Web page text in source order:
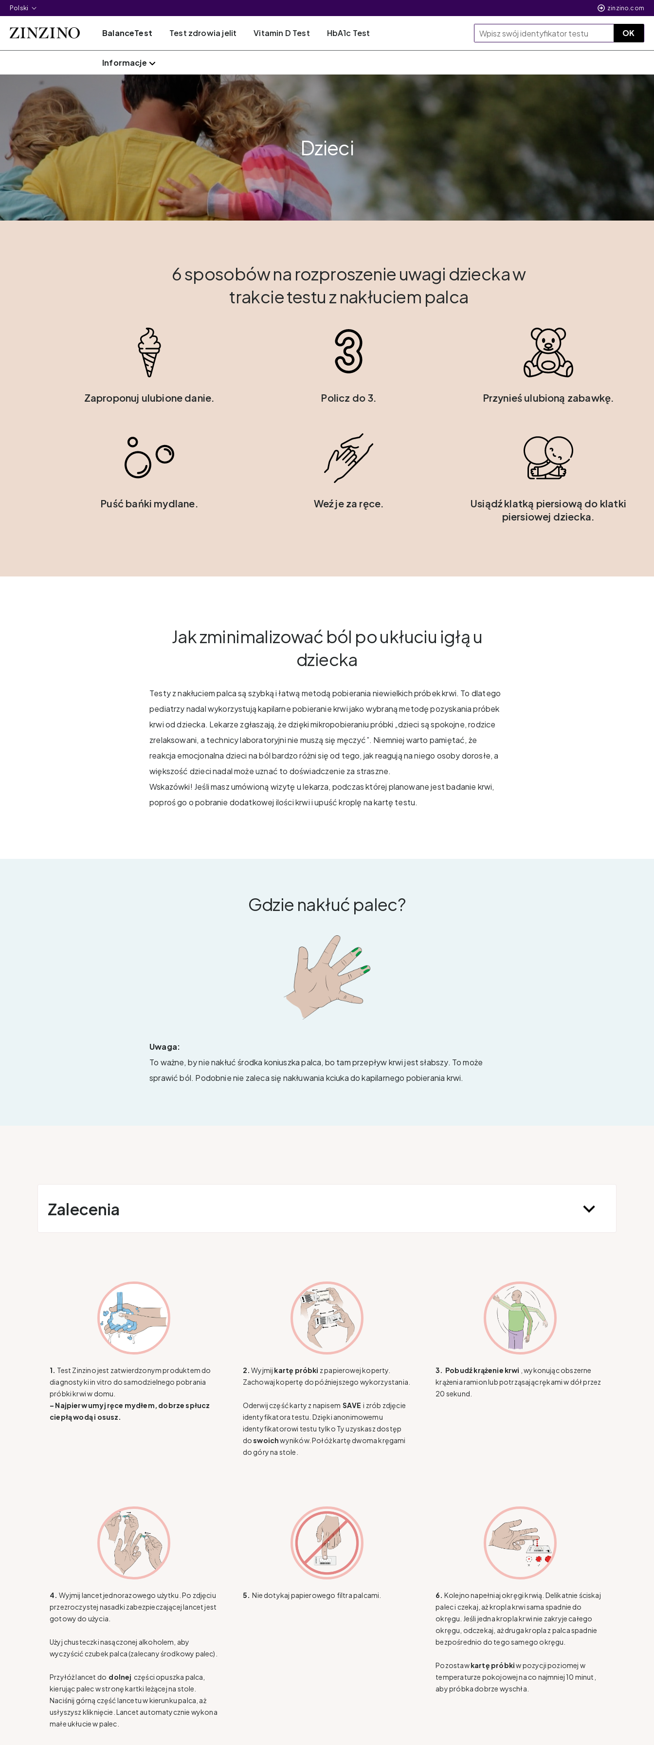
Polski zinzino.com
BalanceTest Test zdrowia jelit Vitamin D Test HbA1c Test OK
Informacje
Dzieci
6 sposobów na rozproszenie uwagi dziecka w
trakcie testu z nakłuciem palca
Zaproponuj ulubione danie. Policz do 3. Przynieś ulubioną zabawkę.
Puść bańki mydlane. Weź je za ręce.
Usiądź klatką piersiową do klatki
piersiowej dziecka.
Jak zminimalizować ból po ukłuciu igłą u
dziecka
Testy z nakłuciem palca są szybką i łatwą metodą pobierania niewielkich próbek krwi. To dlatego
pediatrzy nadal wykorzystują kapilarne pobieranie krwi jako wybraną metodę pozyskania próbek
krwi od dziecka. Lekarze zgłaszają, że dzięki mikropobieraniu próbki „dzieci są spokojne, rodzice
zrelaksowani, a technicy laboratoryjni nie muszą się męczyć”. Niemniej warto pamiętać, że
reakcja emocjonalna dzieci na ból bardzo różni się od tego, jak reagują na niego osoby dorosłe, a
większość dzieci nadal może uznać to doświadczenie za straszne.
Wskazówki! Jeśli masz umówioną wizytę u lekarza, podczas której planowane jest badanie krwi,
poproś go o pobranie dodatkowej ilości krwi i upuść kroplę na kartę testu.
Gdzie nakłuć palec?
Uwaga:
To ważne, by nie nakłuć środka koniuszka palca, bo tam przepływ krwi jest słabszy. To może
sprawić ból. Podobnie nie zaleca się nakłuwania kciuka do kapilarnego pobierania krwi.
Zalecenia
1. Test Zinzino jest zatwierdzonym produktem do
diagnostyki in vitro do samodzielnego pobrania
próbki krwi w domu.
– Najpierw umyj ręce mydłem, dobrze spłucz
ciepłą wodą i osusz.
2.Wyjmij kartę próbki z papierowej koperty.
Zachowaj kopertę do późniejszego wykorzystania.
Oderwij część karty z napisemSAVE i zrób zdjęcie
identyfikatora testu. Dzięki anonimowemu
identyfikatorowi testu tylko Ty uzyskasz dostęp
doswoichwyników. Połóż kartę dwoma kręgami
do góry na stole.
3. Pobudź krążenie krwi , wykonując obszerne
krążenia ramion lub potrząsając rękami w dół przez
20 sekund.
4. Wyjmij lancet jednorazowego użytku. Po zdjęciu
przezroczystej nasadki zabezpieczającej lancet jest
gotowy do użycia.
Użyj chusteczki nasączonej alkoholem, aby
wyczyścić czubek palca (zalecany środkowy palec).
Przyłóż lancet do dolnej części opuszka palca,
kierując palec w stronę kartki leżącej na stole.
Naciśnij górną część lancetu w kierunku palca, aż
usłyszysz kliknięcie. Lancet automatycznie wykona
małe ukłucie w palec.
5. Nie dotykaj papierowego filtra palcami. 6. Kolejno napełniaj okręgi krwią. Delikatnie ściskaj
palec i czekaj, aż kropla krwi sama spadnie do
okręgu. Jeśli jedna kropla krwi nie zakryje całego
okręgu, odczekaj, aż druga kropla z palca spadnie
bezpośrednio do tego samego okręgu.
Pozostawkartę próbkiw pozycji poziomej w
temperaturze pokojowej na co najmniej 10 minut,
aby próbka dobrze wyschła.